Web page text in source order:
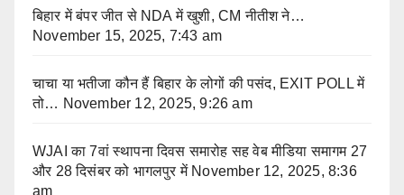
बिहार में बंपर जीत से NDA में खुशी, CM नीतीश ने…
November 15, 2025, 7:43 am
चाचा या भतीजा कौन हैं बिहार के लोगों की पसंद, EXIT POLL में
तो… November 12, 2025, 9:26 am
WJAI का 7वां स्थापना दिवस समारोह सह वेब मीडिया समागम 27
और 28 दिसंबर को भागलपुर में November 12, 2025, 8:36
am